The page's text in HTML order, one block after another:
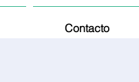
Contacto